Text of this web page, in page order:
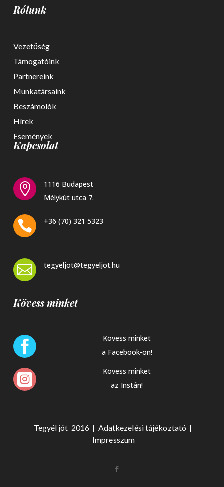
Rólunk
Vezetőség
Támogatóink
Partnereink
Munkatársaink
Beszámolók
Hírek
Események
Kapcsolat

1116 Budapest
Mélykút utca 7.
 +36 (70) 321 5323
 tegyeljot@tegyeljot.hu
Kövess minket

Kövess minket
a Facebook-on!

Kövess minket
az Instán!
Tegyél jót 2016 | Adatkezelési tájékoztató |
Impresszum